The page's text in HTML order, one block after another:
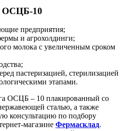
ОСЦБ-10
предприятия;
и агрохолдинги;
молока с увеличенным сроком
пастеризацией, стерилизацией
этапами.
ОСЦБ – 10 плакированный со
сталью, а также
консультацию по подбору
магазине Фермасклад.